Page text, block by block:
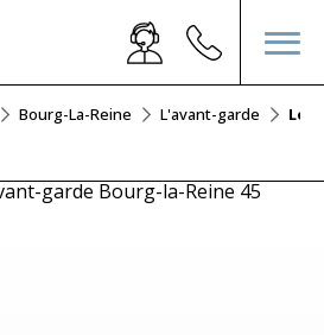
Bourg-La-Reine L'avant-garde Lot